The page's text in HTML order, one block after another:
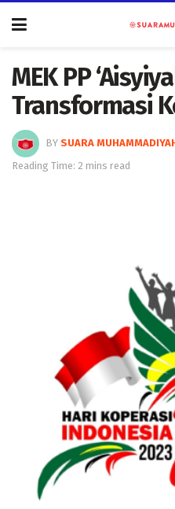
MEK PP
Transformasi
BY SUARA
Reading Time: 2 mins read